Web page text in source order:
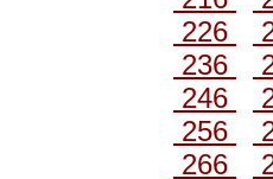
226
236
246
256
266